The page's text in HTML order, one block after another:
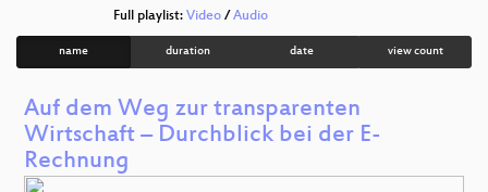
Full playlist:Video /Audio
name duration date view count
Auf dem Weg zur transparenten
Wirtschaft – Durchblick bei der E-
Rechnung